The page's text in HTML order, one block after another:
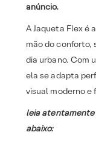
anúncio.
A Jaqueta Flex é
mão do conforto,
dia urbano. Com
ela se adapta
visual moderno e
leia atentamente
abaixo: